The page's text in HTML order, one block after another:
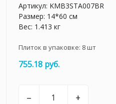
Артикул: KMB3STA007BR
Размер: 14*60 см
Вес: 1.413 кг
Плиток в упаковке: 8шт
755.18 руб.
– +